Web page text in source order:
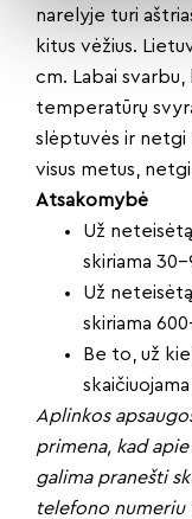
narelyje turi
kitus vėžius.
cm. Labai
temperatūrų
slėptuvės ir netgi
visus metus,
Atsakomybė
Už
skiriama
Už
skiriama
Be to, už
Aplinkos
primena, kad
galima pranešti
telefono numeriu